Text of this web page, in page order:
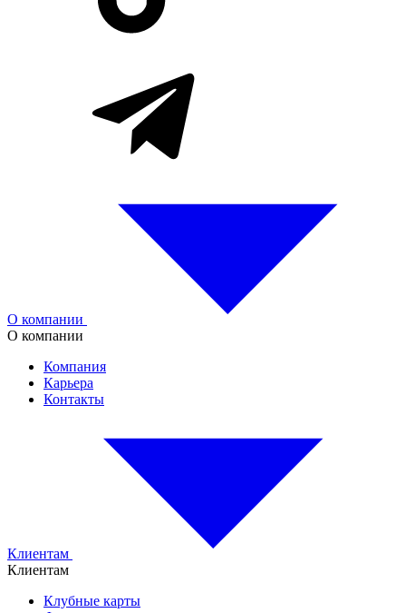
О компании
О компании
Компания
Карьера
Контакты
Клиентам
Клиентам
Клубные карты